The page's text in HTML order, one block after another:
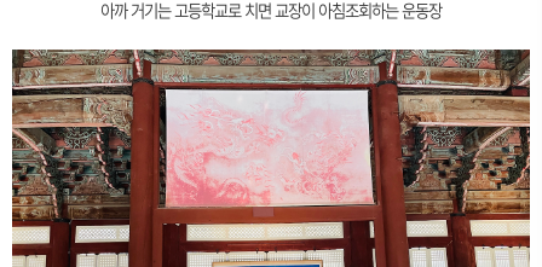
아까 거기는 고등학교로 치면 교장이 아침조회하는 운동장